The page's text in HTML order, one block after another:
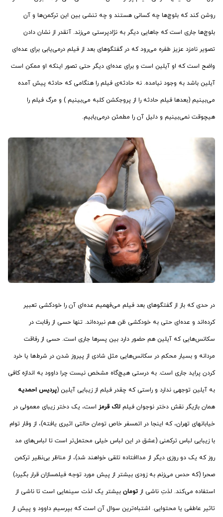
روشن کند که بلوچ‌ها چه کسانی هستند و چه تنشی بین این ترکمن‌ها و آن
بلوچ‌ها جاری است که جاهایی دیگر به نژادپرستی می‌زند. آنقدر از نشان دادن
تصویر نامزد عزیز طفره می‌رود که در گفتگوهای بعد از فیلم درمی‌یابی برای عده‌ای
واضح است که او آیلین است و برای عده‌ای دیگر حتی تصور اینکه او ممکن است
آیلین باشد به وجود نیامده. نه حادثه‌ی فیلم را هنگامی که حادثه پیش آمده
می‌بینیم (بعدها فیلم حادثه را از پروجکشن کلبه می‌بینیم ) و مرگ فیلم را
هیچوقت نمی‌بینیم و دلیل آن را مطمئن درمی‌یابیم.
در حدی که باز از گفتگوهای بعد فیلم می‌فهمیم عده‌ای آن را خودکشی تعبیر
کرده‌اند و عده‌ای حتی به خودکشی ظن هم نبرده‌اند. تنها حسی از رقابت در
سکانس‌هایی که آیلین هم حضور دارد بین پسرها جاری است. حسی از رفاقت
مردانه و بسیار محکم در سکانس‌هایی مثل شادی از پیروز شدن در شرط‌ها یا خرد
کردن پراید جاری است. به درستی هیچ‌گاه مشخص نیست چرا داوود به اندازه کافی
به آیلین توجهی ندارد و راستی که چقدر فیلم از زیبایی آیلین (پردیس احمدیه
همان بازیگر نقش دختر نوجوان فیلم لاک قرمز است، یک دختر زیبای معمولی در
خیابان‎های تهران، که اینجا در اتمسفر خاص تومان حالتی اثیری یافته)، از وقار توام
با زیبایی لباس ترکمنی (عشق در این لباس خیلی محتمل‌تر است تا لباس‌های مد
روز که یک دو روزی دیگر از مداافتاده تلقی خواهند شد)، از مناظر بی‌نظیر ترکمن
صحرا (که حدس می‌زنم به زودی بیشتر از پیش مورد توجه فیلمسازان قرار بگیرد)
استفاده می‌کند. لذتِ ناشی از تومان بیشتر یک لذت سینمایی است تا ناشی از
تاثیر عاطفی یا محتوایی. اشتباه‌ترین سوال آن است که بپرسیم داوود و پیش از